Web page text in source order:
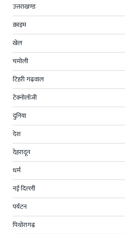
उत्तराखण्ड
क्राइम
खेल
चमोली
टिहरी गढ़वाल
टेक्नोलॉजी
दुनिया
देश
देहरादून
धर्म
नई दिल्ली
पर्यटन
पिथोरागढ़